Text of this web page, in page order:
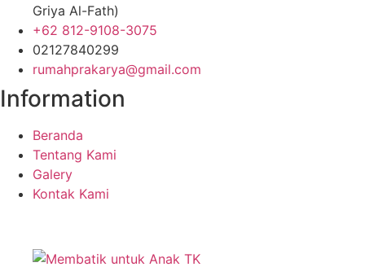
Griya Al-Fath)
+62 812-9108-3075
02127840299
rumahprakarya@gmail.com
Information
Beranda
Tentang Kami
Galery
Kontak Kami